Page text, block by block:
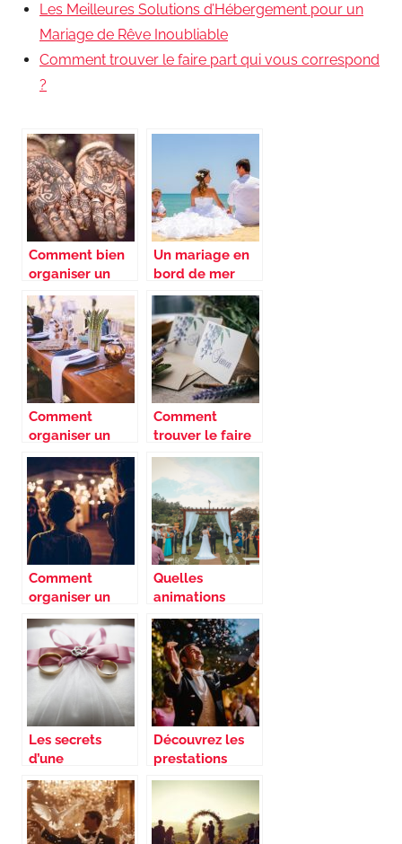
Les Meilleures Solutions d’Hébergement pour un
Mariage de Rêve Inoubliable
Comment trouver le faire part qui vous correspond
?
Comment bien
organiser un
mariage selon
la culture
orientale ?
Un mariage en
bord de mer
pour un instant
féérique !
Comment
organiser un
mariage sans
wedding
planner ?
Comment
trouver le faire
part qui vous
correspond ?
Comment
organiser un
flashmob
inattendu pour
un mariage ?
Quelles
animations
organiser pour
un mariage ?
Les secrets
d’une
organisation
reussie pour les
salons du
mariage a
Découvrez les
prestations
captivantes d’un
magicien à
Perpignan